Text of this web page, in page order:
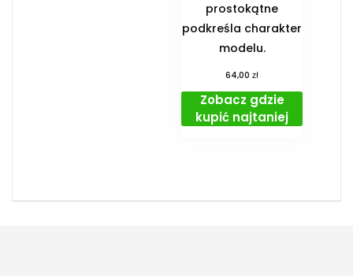
prostokątne
podkreśla charakter
modelu.
64,00zł
Zobacz gdzie
kupić najtaniej